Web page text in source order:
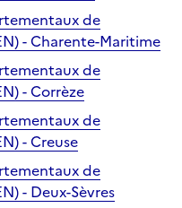
de
- Charente-Maritime
de
- Corrèze
de
- Creuse
de
- Deux-Sèvres